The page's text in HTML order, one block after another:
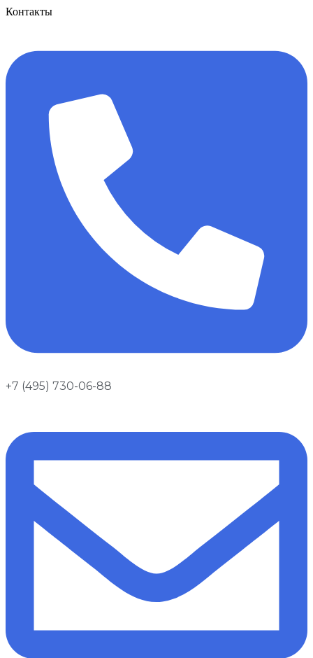
Контакты
+7 (495) 730-06-88